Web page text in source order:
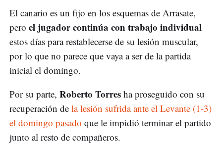
El canario es un fijo en los esquemas de Arrasate,
pero el jugador continúa con trabajo individual
estos días para restablecerse de su lesión muscular,
por lo que no parece que vaya a ser de la partida
inicial el domingo.
Por su parte, Roberto Torres ha proseguido con su
recuperación de la lesión sufrida ante el Levante (1-3)
el domingo pasado que le impidió terminar el partido
junto al resto de compañeros.